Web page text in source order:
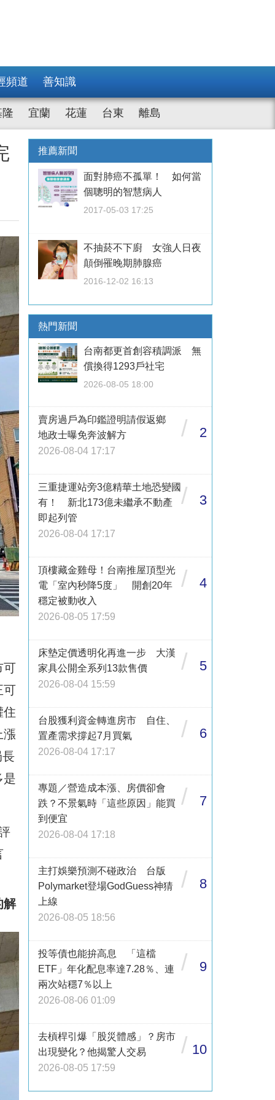
頻道 善知識
隆 宜蘭 花蓮 台東 離島
可
可
住
漲
長
是
解
推薦新聞
面對肺癌不孤單！ 如何當
個聰明的智慧病人
2017-05-03 17:25
不抽菸不下廚 女強人日夜
顛倒罹晚期肺腺癌
2016-12-02 16:13
熱門新聞
台南都更首創容積調派 無
償換得1293戶社宅
2026-08-05 18:00
賣房過戶為印鑑證明請假返鄉
地政士曝免奔波解方
2026-08-04 17:17
/ 2
三重捷運站旁3億精華土地恐變國
有！ 新北173億未繼承不動產
即起列管
2026-08-04 17:17
/ 3
頂樓藏金雞母！台南推屋頂型光
電「室內秒降5度」 開創20年
穩定被動收入
2026-08-05 17:59
/ 4
床墊定價透明化再進一步 大漢
家具公開全系列13款售價
2026-08-04 15:59
/ 5
台股獲利資金轉進房市 自住、
置產需求撐起7月買氣
2026-08-04 17:17
/ 6
專題／營造成本漲、房價卻會
跌？不景氣時「這些原因」能買
到便宜
2026-08-04 17:18
/ 7
主打娛樂預測不碰政治 台版
Polymarket登場GodGuess神猜
上線
2026-08-05 18:56
/ 8
投等債也能拚高息 「這檔
ETF」年化配息率達7.28％、連
兩次站穩7％以上
2026-08-06 01:09
/ 9
去槓桿引爆「股災體感」？房市
出現變化？他揭驚人交易
2026-08-05 17:59
/ 10